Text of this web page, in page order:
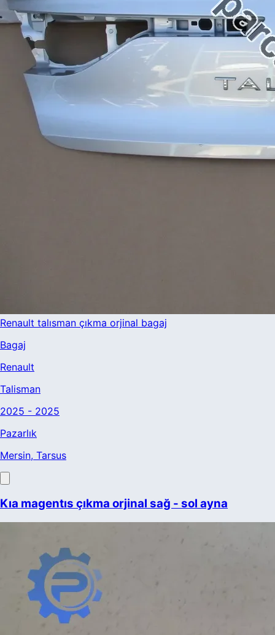
Renault talısman çıkma orjinal bagaj
Bagaj
Renault
Talisman
2025 - 2025
Pazarlık
Mersin, Tarsus
Kıa magentıs çıkma orjinal sağ - sol ayna